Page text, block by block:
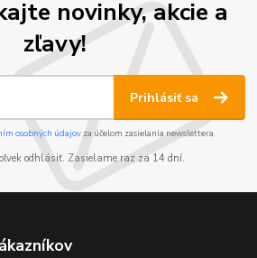
novinky, akcie a
zľavy!
Prihlásiť sa
osobných údajov za účelom zasielania newslettera.
odhlásiť. Zasielame raz za 14 dní.